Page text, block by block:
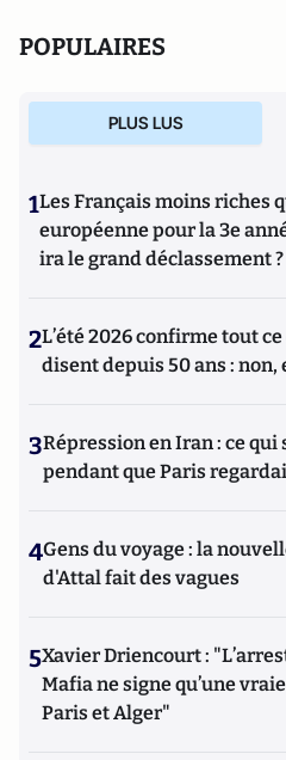
POPULAIRES
PLUS LUS
1Les Français moins riches
européenne pour la 3e
ira le grand déclassement ?
2L’été 2026 confirme tout
disent depuis 50 ans :
3Répression en Iran : ce
pendant que Paris
4Gens du voyage : la
d'Attal fait des vagues
5Xavier Driencourt :
Mafia ne signe qu’une
Paris et Alger"